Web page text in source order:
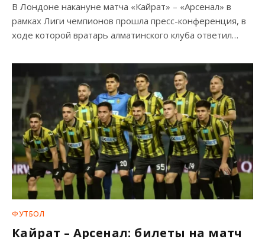
В Лондоне накануне матча «Кайрат» – «Арсенал» в
рамках Лиги чемпионов прошла пресс-конференция, в
ходе которой вратарь алматинского клуба ответил…
ФУТБОЛ
Кайрат – Арсенал: билеты на матч